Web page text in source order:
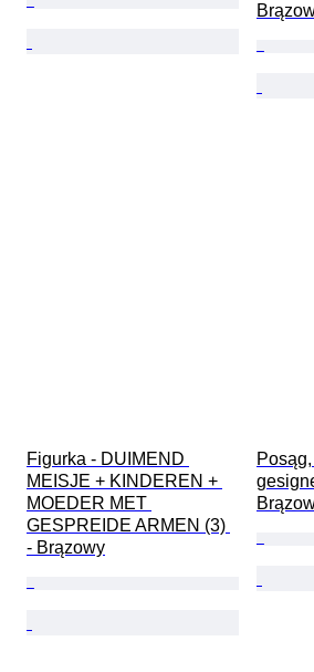
Figurka - DUIMEND
MEISJE + KINDEREN +
MOEDER MET
GESPREIDE ARMEN (3)
- Brązowy